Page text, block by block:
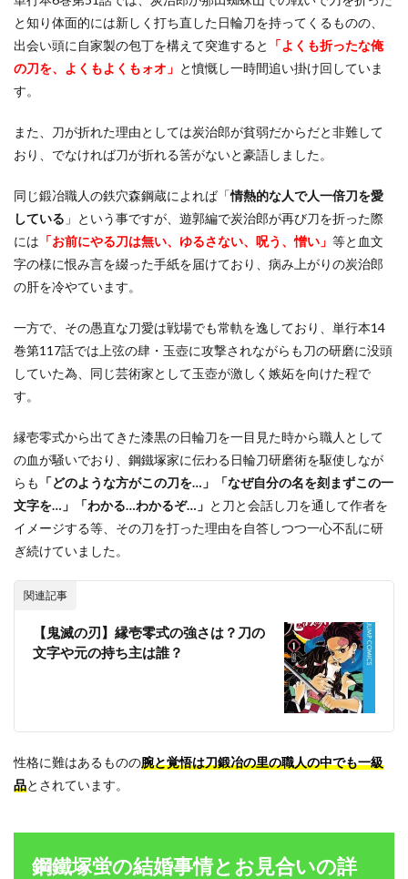
と知り体面的には新しく打ち直した日輪刀を持ってくるものの、
出会い頭に自家製の包丁を構えて突進すると
「よくも折ったな俺
の刀を、よくもよくもォオ」 と憤慨し一時間追い掛け回していま
す。
また、刀が折れた理由としては炭治郎が貧弱だからだと非難して
おり、でなければ刀が折れる筈がないと豪語しました。
同じ鍛冶職人の鉄穴森鋼蔵によれば「情熱的な人で人一倍刀を愛
している 」という事ですが、遊郭編で炭治郎が再び刀を折った際
には 「お前にやる刀は無い、ゆるさない、呪う、憎い」 等と血文
字の様に恨み言を綴った手紙を届けており、病み上がりの炭治郎
の肝を冷やています。
一方で、その愚直な刀愛は戦場でも常軌を逸しており、単行本14
巻第117話では上弦の肆・玉壺に攻撃されながらも刀の研磨に没頭
していた為、同じ芸術家として玉壺が激しく嫉妬を向けた程で
す。
縁壱零式から出てきた漆黒の日輪刀を一目見た時から職人として
の血が騒いでおり、鋼鐵塚家に伝わる日輪刀研磨術を駆使しなが
らも 「どのような方がこの刀を…」「なぜ自分の名を刻まずこの一
文字を…」「わかる…わかるぞ…」 と刀と会話し刀を通して作者を
イメージする等、その刀を打った理由を自答しつつ一心不乱に研
ぎ続けていました。
関連記事
【鬼滅の刃】縁壱零式の強さは？刀の
文字や元の持ち主は誰？
性格に難はあるものの腕と覚悟は刀鍛冶の里の職人の中でも一級
品とされています。
鋼鐵塚蛍の結婚事情とお見合いの詳